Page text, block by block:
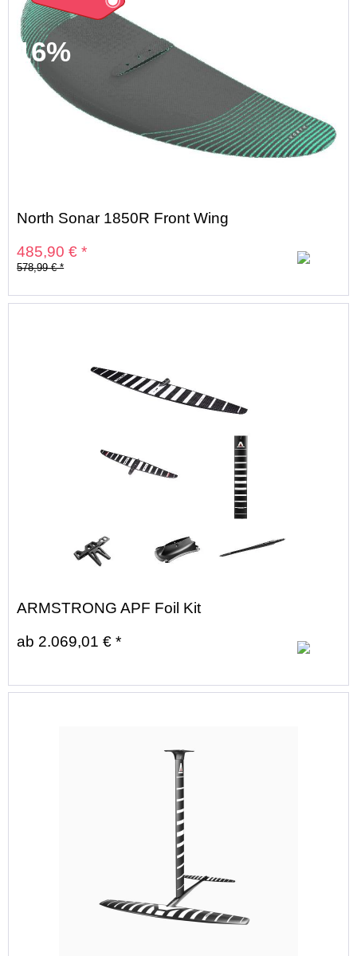
16%
North Sonar 1850R Front Wing
485,90 € *
578,99 € *
ARMSTRONG APF Foil Kit
ab 2.069,01 € *